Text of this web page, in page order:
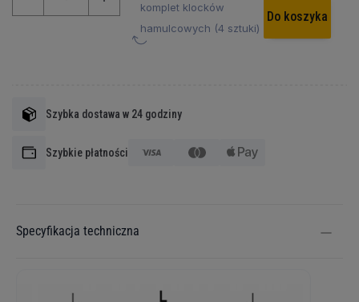
komplet klocków
hamulcowych (4 sztuki)
Do koszyka
Szybka dostawa w 24 godziny
Szybkie płatności
Specyfikacja techniczna